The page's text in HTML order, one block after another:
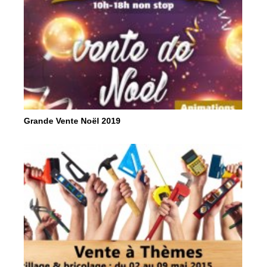
Grande Vente Noël 2019